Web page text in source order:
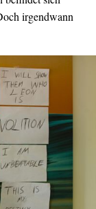
irgendwann